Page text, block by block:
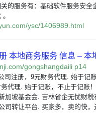
的服务有：基础软件服务安全
ysc/1406989.html
本地商务服务 信息 – 本
gongshangdaili p14
司注册，9元财务代理. 始于记
代理. 始于记账，不止于记账
加坡基金会. 吉林省企无忧财
司转让平台. 买家多，卖的快，